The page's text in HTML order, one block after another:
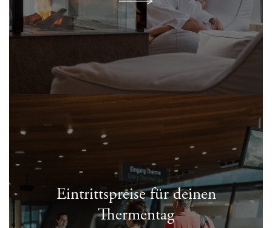
Eintrittspreise für deinen
Thermentag